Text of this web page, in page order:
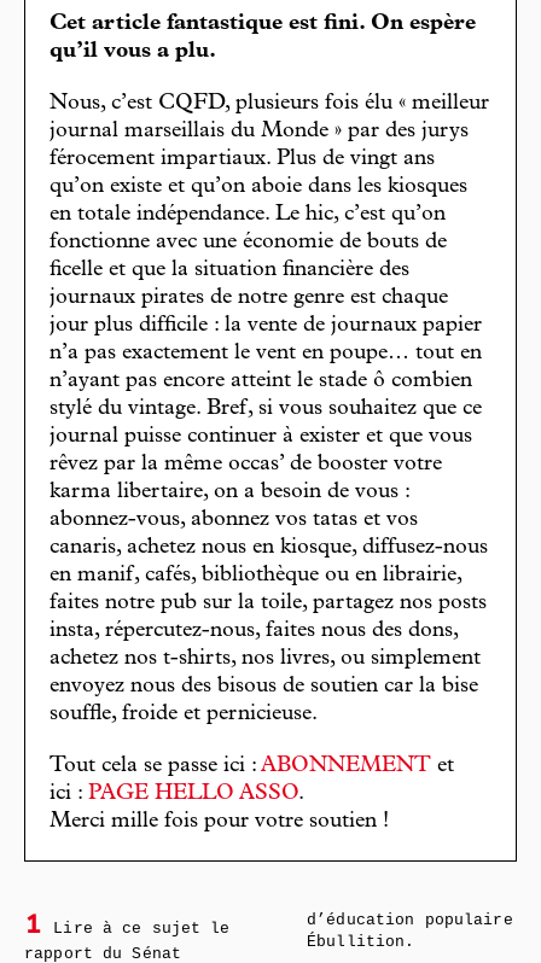
Cet article fantastique est fini. On espère
qu’il vous a plu.
Nous, c’est CQFD, plusieurs fois élu « meilleur
journal marseillais du Monde » par des jurys
férocement impartiaux. Plus de vingt ans
qu’on existe et qu’on aboie dans les kiosques
en totale indépendance. Le hic, c’est qu’on
fonctionne avec une économie de bouts de
ficelle et que la situation financière des
journaux pirates de notre genre est chaque
jour plus difficile : la vente de journaux papier
n’a pas exactement le vent en poupe… tout en
n’ayant pas encore atteint le stade ô combien
stylé du vintage. Bref, si vous souhaitez que ce
journal puisse continuer à exister et que vous
rêvez par la même occas’ de booster votre
karma libertaire, on a besoin de vous :
abonnez-vous, abonnez vos tatas et vos
canaris, achetez nous en kiosque, diffusez-nous
en manif, cafés, bibliothèque ou en librairie,
faites notre pub sur la toile, partagez nos posts
insta, répercutez-nous, faites nous des dons,
achetez nos t-shirts, nos livres, ou simplement
envoyez nous des bisous de soutien car la bise
souffle, froide et pernicieuse.
Tout cela se passe ici : ABONNEMENT et
ici : PAGE HELLO ASSO.
Merci mille fois pour votre soutien !
1
Lire à ce sujet le
rapport du Sénat
d’éducation populaire
Ébullition.